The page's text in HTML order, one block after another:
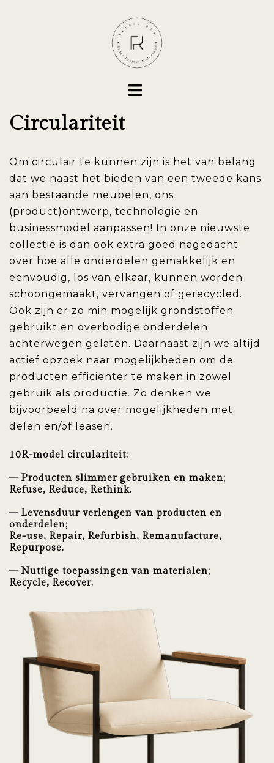
Toggle
Circulariteit
Om circulair te kunnen zijn is het van belang
dat we naast het bieden van een tweede kans
aan bestaande meubelen, ons
(product)ontwerp, technologie en
businessmodel aanpassen! In onze nieuwste
collectie is dan ook extra goed nagedacht
over hoe alle onderdelen gemakkelijk en
eenvoudig, los van elkaar, kunnen worden
schoongemaakt, vervangen of gerecycled.
Ook zijn er zo min mogelijk grondstoffen
gebruikt en overbodige onderdelen
achterwegen gelaten. Daarnaast zijn we altijd
actief opzoek naar mogelijkheden om de
producten efficiënter te maken in zowel
gebruik als productie. Zo denken we
bijvoorbeeld na over mogelijkheden met
delen en/of leasen.
10R-model circulariteit:
– Producten slimmer gebruiken en maken;
Refuse, Reduce, Rethink.
– Levensduur verlengen van producten en
onderdelen;
Re-use, Repair, Refurbish, Remanufacture,
Repurpose.
– Nuttige toepassingen van materialen;
Recycle, Recover.